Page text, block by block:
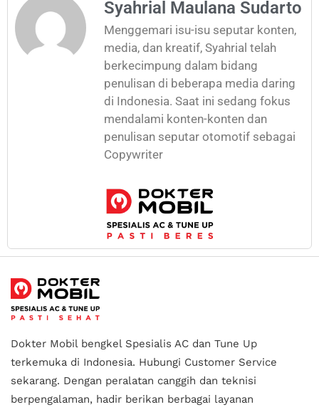
Syahrial Maulana Sudarto
Menggemari isu-isu seputar konten,
media, dan kreatif, Syahrial telah
berkecimpung dalam bidang
penulisan di beberapa media daring
di Indonesia. Saat ini sedang fokus
mendalami konten-konten dan
penulisan seputar otomotif sebagai
Copywriter
Dokter Mobil bengkel Spesialis AC dan Tune Up
terkemuka di Indonesia. Hubungi Customer Service
sekarang. Dengan peralatan canggih dan teknisi
berpengalaman, hadir berikan berbagai layanan